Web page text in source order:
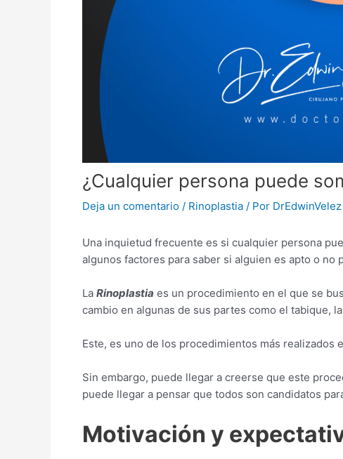
¿Cualquier persona puede
Deja un comentario / Rinoplastia / Por DrEdwinVelez
Una inquietud frecuente es si cualquier persona
algunos factores para saber si alguien es apto o no
La Rinoplastia es un procedimiento en el que se
cambio en algunas de sus partes como el tabique,
Este, es uno de los procedimientos más realizados
Sin embargo, puede llegar a creerse que este
puede llegar a pensar que todos son candidatos
Motivación y